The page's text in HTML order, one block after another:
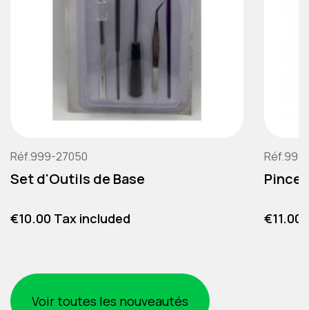
Réf.999-27050
Set d'Outils de Base
Price
€10.00 Tax included
Pince
Price
€11.00
Voir toutes les nouveautés